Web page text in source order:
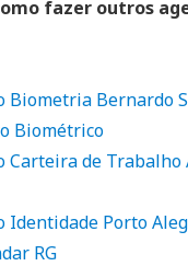
fazer outros
Biometria Bernardo
Biométrico
Carteira de Trabalho
Identidade Porto
RG